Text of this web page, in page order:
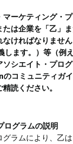
ーケティング・
たは企業を「乙」
ければなりませ
します。）等（
ソシエイト・プロ
コミュニティガ
読ください。
ログラムの説明
ラムにより、乙は